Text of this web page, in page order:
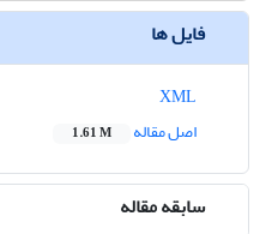
فایل ها
اصل مقاله
1.61 M
سابقه مقاله